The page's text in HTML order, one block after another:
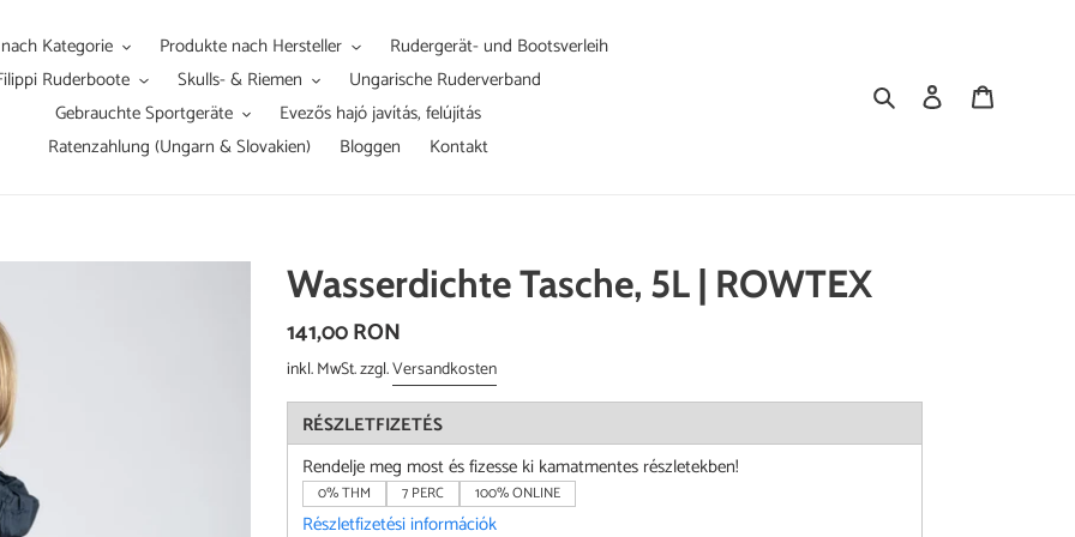
Kategorie Produkte nach Hersteller
Rudergerät- und Bootsverleih
Ruderboote
Skulls- & Riemen
Ungarische Ruderverband
Gebrauchte Sportgeräte
Evezős hajó javítás, felújítás
Ratenzahlung (Ungarn & Slovakien)
Bloggen Kontakt
Suchen Einloggen
Wasserdichte Tasche, 5L | ROWTEX
Normaler
Preis
141,00 RON
inkl. MwSt. zzgl.Versandkosten
RÉSZLETFIZETÉS
Rendelje meg most és fizesse ki kamatmentes részletekben!
0% THM 7 PERC 100% ONLINE
Részletfizetési információk